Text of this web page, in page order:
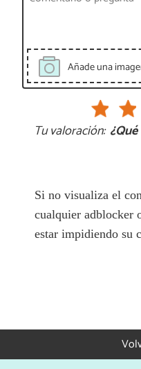
Añade una
Tu valoración:
Si no visualiza el
cualquier adblocker
estar impidiendo su